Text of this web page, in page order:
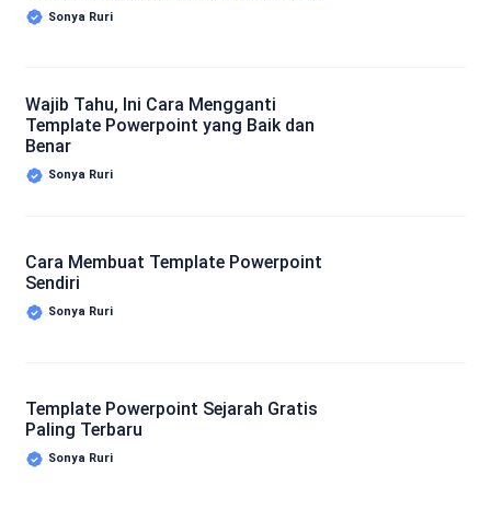
Sonya Ruri
Wajib Tahu, Ini Cara Mengganti
Template Powerpoint yang Baik dan
Benar
Sonya Ruri
Cara Membuat Template Powerpoint
Sendiri
Sonya Ruri
Template Powerpoint Sejarah Gratis
Paling Terbaru
Sonya Ruri